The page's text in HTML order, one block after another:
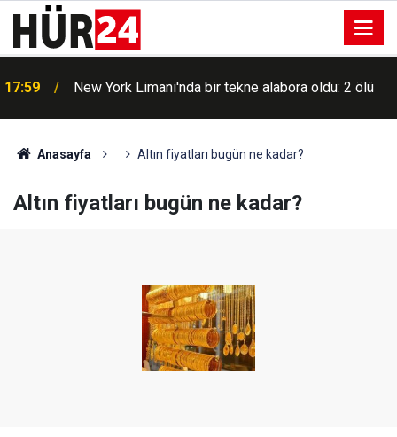
17:59 New York Limanı'nda bir tekne alabora oldu: 2 ölü
Anasayfa Altın fiyatları bugün ne kadar?
Altın fiyatları bugün ne kadar?